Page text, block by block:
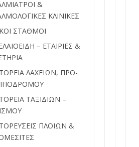
&
ΚΛΙΝΙΚΕΣ
ΣΤΑΘΜΟΙ
– ΕΤΑΙΡΙΕΣ &
ΛΑΧΕΙΩΝ, ΠΡΟ-
ΤΑΞΙΔΙΩΝ –
ΠΛΟΙΩΝ &